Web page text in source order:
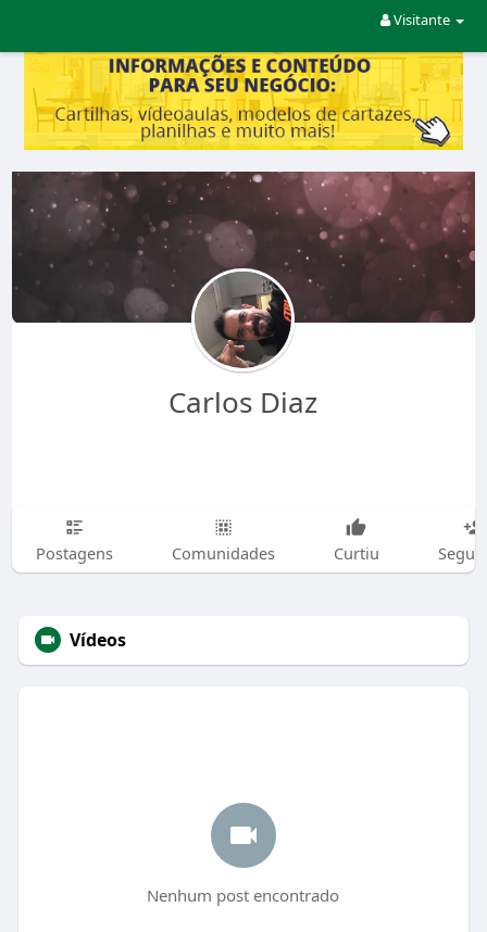
Visitante
Carlos Diaz
Postagens Comunidades Curtiu
Vídeos
Nenhum post encontrado